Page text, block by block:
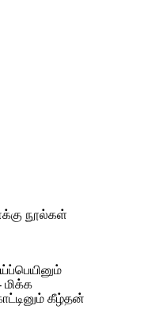
நூல்கள்
கீழ்தன்